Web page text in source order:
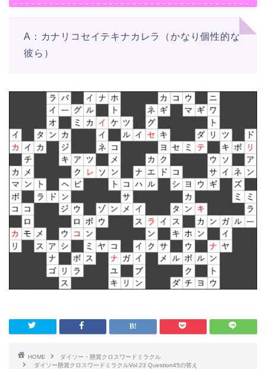
A：カナリコセイテキナカレラ（かなり個性的な
彼ら）
HOME
ダイソー・懸賞クロスワードミラクル
ダイソー懸賞クロスワードミラクルVol.23 Question45の答え